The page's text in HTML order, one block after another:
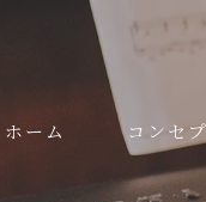
ホーム コンセ